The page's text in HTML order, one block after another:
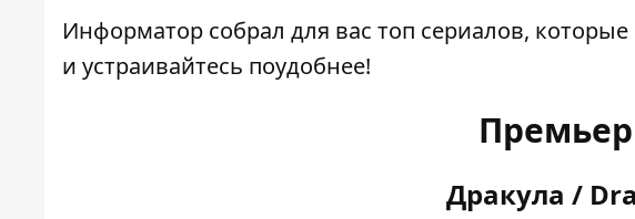
Информатор собрал для вас топ сериалов,
и устраивайтесь поудобнее!
Дракула /